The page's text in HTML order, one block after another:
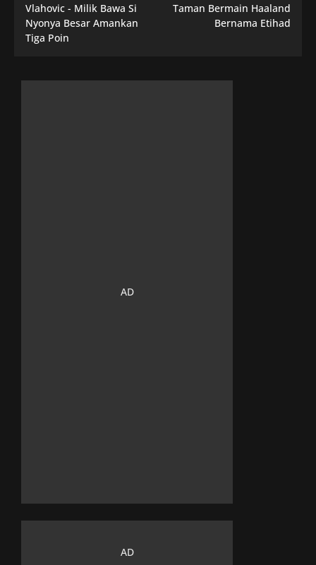
Vlahovic - Milik Bawa Si
Nyonya Besar Amankan
Tiga Poin
Taman Bermain Haaland
Bernama Etihad